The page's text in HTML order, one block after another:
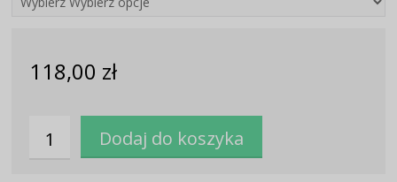
118,00 zł